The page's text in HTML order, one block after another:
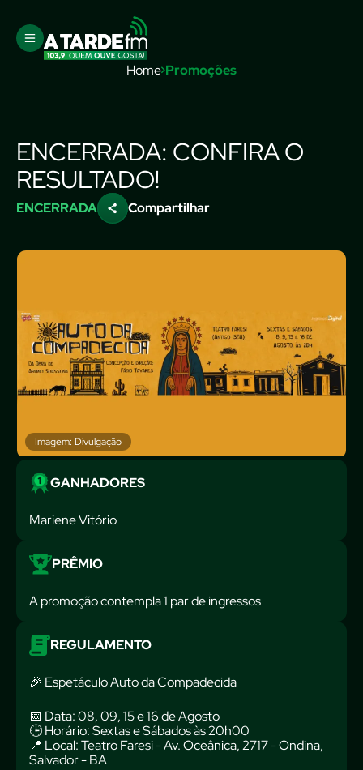
Home Promoções
ENCERRADA: CONFIRA O
RESULTADO!
ENCERRADA Compartilhar
Imagem: Divulgação
GANHADORES
Mariene Vitório
PRÊMIO
A promoção contempla 1 par de ingressos
REGULAMENTO
🎉 Espetáculo Auto da Compadecida
📅 Data: 08, 09, 15 e 16 de Agosto
🕒 Horário: Sextas e Sábados às 20h00
📍 Local: Teatro Faresi - Av. Oceânica, 2717 - Ondina,
Salvador - BA